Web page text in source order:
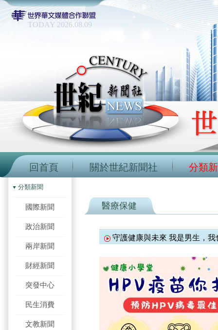
TODAY 2026.08.09
回首頁 關於世紀新聞社 分類
分類新聞
國際新聞
政治新聞
兩岸新聞
財經新聞
突發中心
民生消費
文教新聞
醫療保健
守護健康與未來 我是男生，